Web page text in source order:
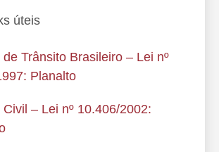
úteis
de Trânsito Brasileiro – Lei nº
Planalto
Civil – Lei nº 10.406/2002: